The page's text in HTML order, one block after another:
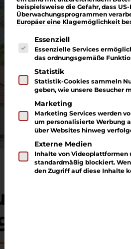
8 Uhr
beispielsweise die Gefahr, dass
Überwachungsprogrammen
Europäer eine Klagemöglichkeit
Es folgt eine Liste der
Essenziell
Essenzielle Services
das ordnungsgemäße
Statistik
Statistik-Cookies sammeln
geben, wie unsere Besucher
Marketing
Marketing Services werden
um personalisierte Werbung
über Websites hinweg
Externe Medien
Inhalte von Videoplattformen
standardmäßig blockiert.
den Zugriff auf diese Inhalte